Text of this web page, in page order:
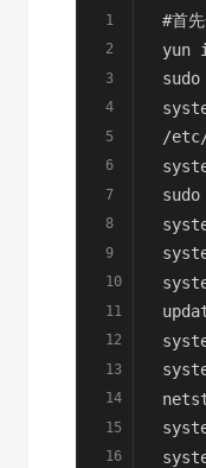
1
2
3
4
5
6
7
8
9
10
11
12
13
14
15
16
#首
yun
/